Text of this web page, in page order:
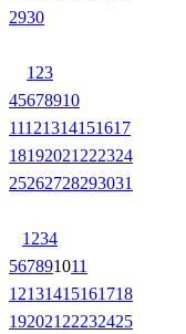
2930
1 23
45678910
11121314151617
18192021 222324
25262728293031
1 234
567891011
12131415161718
192021 22232425